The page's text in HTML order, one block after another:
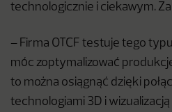
technologicznie i ciekawym.
– Firma OTCF testuje tego
móc zoptymalizować
to można osiągnąć dzięki
technologiami 3D i